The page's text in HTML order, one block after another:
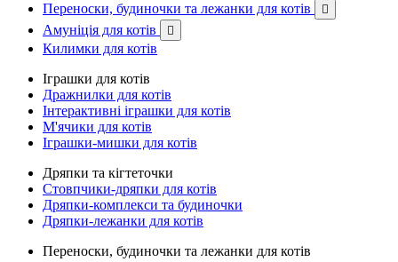
Переноски, будиночки та лежанки для котів 
Амуніція для котів 
Килимки для котів
Іграшки для котів
Дражнилки для котів
Інтерактивні іграшки для котів
М'ячики для котів
Іграшки-мишки для котів
Дряпки та кігтеточки
Стовпчики-дряпки для котів
Дряпки-комплекси та будиночки
Дряпки-лежанки для котів
Переноски, будиночки та лежанки для котів